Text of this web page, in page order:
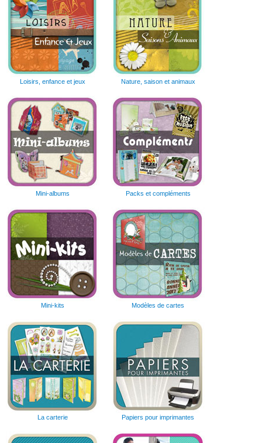
Loisirs, enfance et jeux Nature, saison et animaux
Mini-albums Packs et compléments
Mini-kits Modèles de cartes
La carterie Papiers pour imprimantes